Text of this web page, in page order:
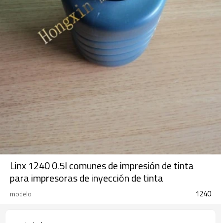
Linx 1240 0.5l comunes de impresión de tinta
para impresoras de inyección de tinta
modelo 1240